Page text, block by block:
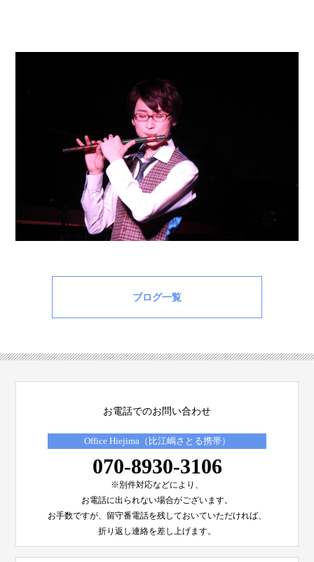
ブログ一覧
お電話でのお問い合わせ
Office Hiejima（比江嶋さとる携帯）
070-8930-3106
※別件対応などにより、
お電話に出られない場合がございます。
お手数ですが、留守番電話を残しておいていただければ、
折り返し連絡を差し上げます。